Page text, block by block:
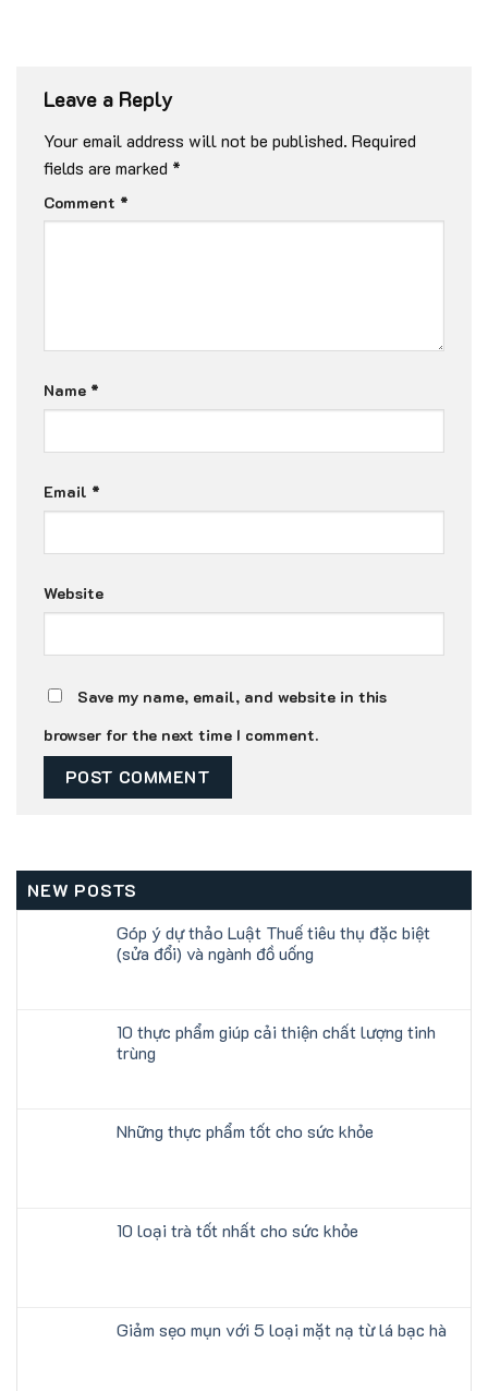
Leave a Reply
Your email address will not be published. Required
fields are marked *
Comment *
Name *
Email *
Website
Save my name, email, and website in this
browser for the next time I comment.
NEW POSTS
Góp ý dự thảo Luật Thuế tiêu thụ đặc biệt
(sửa đổi) và ngành đồ uống
10 thực phẩm giúp cải thiện chất lượng tinh
trùng
Những thực phẩm tốt cho sức khỏe
10 loại trà tốt nhất cho sức khỏe
Giảm sẹo mụn với 5 loại mặt nạ từ lá bạc hà